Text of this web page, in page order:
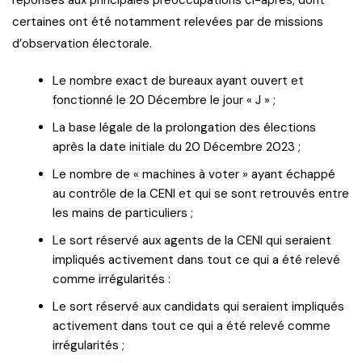
certaines ont été notamment relevées par de missions
d’observation électorale.
Le nombre exact de bureaux ayant ouvert et
fonctionné le 20 Décembre le jour « J » ;
La base légale de la prolongation des élections
après la date initiale du 20 Décembre 2023 ;
Le nombre de « machines à voter » ayant échappé
au contrôle de la CENI et qui se sont retrouvés entre
les mains de particuliers ;
Le sort réservé aux agents de la CENI qui seraient
impliqués activement dans tout ce qui a été relevé
comme irrégularités :
Le sort réservé aux candidats qui seraient impliqués
activement dans tout ce qui a été relevé comme
irrégularités ;